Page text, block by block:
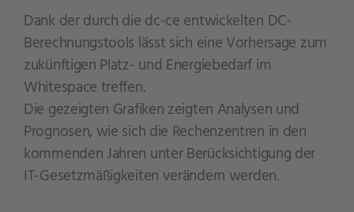
Dank der durch die dc-ce entwickelten DC-
Berechnungstools lässt sich eine Vorhersage zum
zukünftigen Platz- und Energiebedarf im
Whitespace treffen.
Die gezeigten Grafiken zeigten Analysen und
Prognosen, wie sich die Rechenzentren in den
kommenden Jahren unter Berücksichtigung der
IT-Gesetzmäßigkeiten verändern werden.